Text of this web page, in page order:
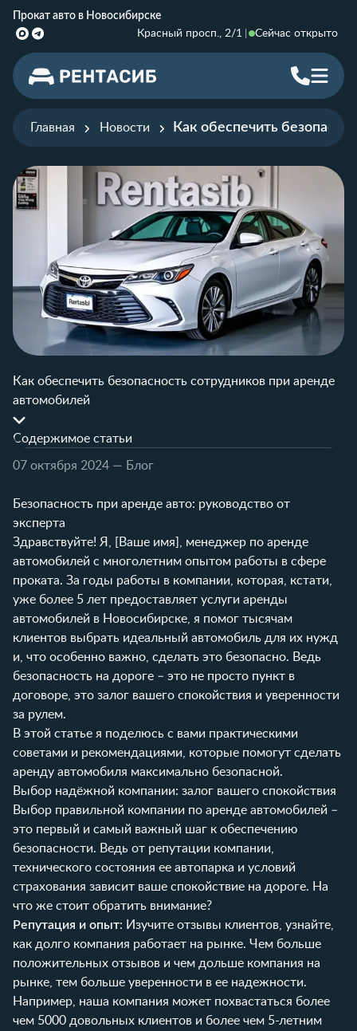
Прокат авто в Новосибирске
Красный просп., 2/1
Сейчас открыто
Главная Новости Как обеспечить
Как обеспечить безопасность сотрудников при аренде
автомобилей
Содержимое статьи
07 октября 2024 — Блог
Безопасность при аренде авто: руководство от
эксперта
Здравствуйте! Я, [Ваше имя], менеджер по аренде
автомобилей с многолетним опытом работы в сфере
проката. За годы работы в компании, которая, кстати,
уже более 5 лет предоставляет услуги аренды
автомобилей в Новосибирске, я помог тысячам
клиентов выбрать идеальный автомобиль для их нужд
и, что особенно важно, сделать это безопасно. Ведь
безопасность на дороге – это не просто пункт в
договоре, это залог вашего спокойствия и уверенности
за рулем.
В этой статье я поделюсь с вами практическими
советами и рекомендациями, которые помогут сделать
аренду автомобиля максимально безопасной.
Выбор надёжной компании: залог вашего спокойствия
Выбор правильной компании по аренде автомобилей –
это первый и самый важный шаг к обеспечению
безопасности. Ведь от репутации компании,
технического состояния ее автопарка и условий
страхования зависит ваше спокойствие на дороге. На
что же стоит обратить внимание?
Репутация и опыт: Изучите отзывы клиентов, узнайте,
как долго компания работает на рынке. Чем больше
положительных отзывов и чем дольше компания на
рынке, тем больше уверенности в ее надежности.
Например, наша компания может похвастаться более
чем 5000 довольных клиентов и более чем 5-летним